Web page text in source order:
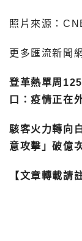
照片來源：
更多匯流新聞
登革熱單周
口：疫情正在
駭客火力轉向
意攻擊」破億
【文章轉載請